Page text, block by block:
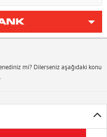
mi? Dilerseniz aşağıdaki konu